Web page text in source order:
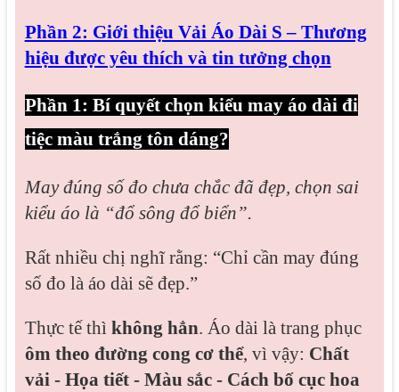
Phần 2: Giới thiệu Vải Áo Dài S – Thương
hiệu được yêu thích và tin tưởng chọn
Phần 1: Bí quyết chọn kiểu may áo dài đi
tiệc màu trắng tôn dáng?
May đúng số đo chưa chắc đã đẹp, chọn sai
kiểu áo là “đổ sông đổ biển”.
Rất nhiều chị nghĩ rằng: “Chỉ cần may đúng
số đo là áo dài sẽ đẹp.”
Thực tế thì không hẳn. Áo dài là trang phục
ôm theo đường cong cơ thể, vì vậy: Chất
vải - Họa tiết - Màu sắc - Cách bố cục hoa